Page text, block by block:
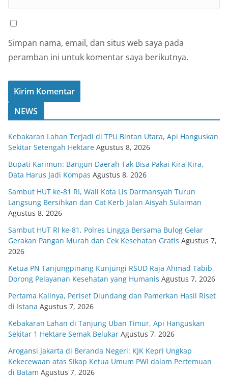
Simpan nama, email, dan situs web saya pada
peramban ini untuk komentar saya berikutnya.
NEWS
Kebakaran Lahan Terjadi di TPU Bintan Utara, Api Hanguskan
Sekitar Setengah Hektare Agustus 8, 2026
Bupati Karimun: Bangun Daerah Tak Bisa Pakai Kira-Kira,
Data Harus Jadi Kompas Agustus 8, 2026
Sambut HUT ke-81 RI, Wali Kota Lis Darmansyah Turun
Langsung Bersihkan dan Cat Kerb Jalan Aisyah Sulaiman
Agustus 8, 2026
Sambut HUT RI ke-81, Polres Lingga Bersama Bulog Gelar
Gerakan Pangan Murah dan Cek Kesehatan Gratis Agustus 7,
2026
Ketua PN Tanjungpinang Kunjungi RSUD Raja Ahmad Tabib,
Dorong Pelayanan Kesehatan yang Humanis Agustus 7, 2026
Pertama Kalinya, Periset Diundang dan Pamerkan Hasil Riset
di Istana Agustus 7, 2026
Kebakaran Lahan di Tanjung Uban Timur, Api Hanguskan
Sekitar 1 Hektare Semak Belukar Agustus 7, 2026
Arogansi Jakarta di Beranda Negeri: KJK Kepri Ungkap
Kekecewaan atas Sikap Ketua Umum PWI dalam Pertemuan
di Batam Agustus 7, 2026